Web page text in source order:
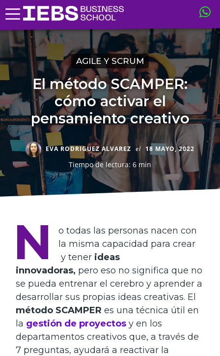
AGILE Y SCRUM
El método SCAMPER:
cómo activar el
pensamiento creativo
EVA RODRIGUEZ ALVAREZ el 18 MAYO, 2022
Tiempo de lectura: 6 min
N
o todas las personas nacen con
la misma capacidad para crear
y tener ideas
innovadoras, pero eso no significa que no
se pueda entrenar el cerebro y aprender a
desarrollar sus propias ideas creativas. El
método SCAMPER es una técnica útil en
la gestión de proyectos y en los
departamentos creativos que, a través de
7 preguntas, ayudará a reactivar la